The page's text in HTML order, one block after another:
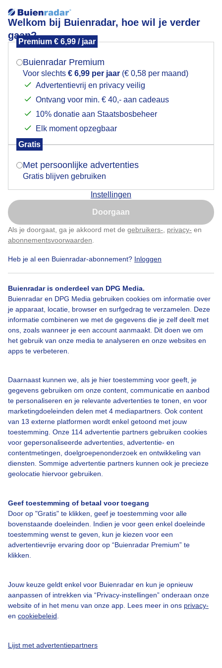
Welkom bij Buienradar, hoe wil je verder
gaan?
Premium € 6,99 / jaar
Buienradar Premium
Voor slechts € 6,99 per jaar (€ 0,58 per maand)
Advertentievrij en privacy veilig
Ontvang voor min. € 40,- aan cadeaus
10% donatie aan Staatsbosbeheer
Elk moment opzegbaar
Gratis
Met persoonlijke advertenties
Gratis blijven gebruiken
Instellingen
Doorgaan
Als je doorgaat, ga je akkoord met de gebruikers- privacy- en
abonnementsvoorwaarden
Heb je al een Buienradar-abonnement? Inloggen
Buienradar is onderdeel van DPG Media.
Buienradar en DPG Media gebruiken cookies om informatie over
je apparaat, locatie, browser en surfgedrag te verzamelen. Deze
informatie combineren we met de gegevens die je zelf deelt met
ons, zoals wanneer je een account aanmaakt. Dit doen we om
het gebruik van onze media te analyseren en onze websites en
apps te verbeteren.
Daarnaast kunnen we, als je hier toestemming voor geeft, je
gegevens gebruiken om onze content, communicatie en aanbod
te personaliseren en je relevante advertenties te tonen, en voor
marketingdoeleinden delen met 4 mediapartners. Ook content
van 13 externe platformen wordt enkel getoond met jouw
toestemming. Onze 114 advertentie partners gebruiken cookies
voor gepersonaliseerde advertenties, advertentie- en
contentmetingen, doelgroepenonderzoek en ontwikkeling van
diensten. Sommige advertentie partners kunnen ook je precieze
geolocatie hiervoor gebruiken.
Geef toestemming of betaal voor toegang
Door op "Gratis" te klikken, geef je toestemming voor alle
bovenstaande doeleinden. Indien je voor geen enkel doeleinde
toestemming wenst te geven, kun je kiezen voor een
advertentievrije ervaring door op “Buienradar Premium” te
klikken.
Jouw keuze geldt enkel voor Buienradar en kun je opnieuw
aanpassen of intrekken via “Privacy-instellingen” onderaan onze
website of in het menu van onze app. Lees meer in ons privacy-
en cookiebeleid
Lijst met advertentiepartners
Koeien grazen langs de Maas
Zongenieten
Door: Anita Maes-Kuppens Gemaakt: 22-04-2026, 91x bekeken
Bekijk slideshow
Een moment geduld aub...
Over Buienradar
Veelgestelde vragen
Contact
Toegankelijkheid
Buienradar Team
Privacy beleid
Privacy instellingen
Mogen we je locatie gebruiken voor het
Indien je hier nog geen akkoord op hebt gegeven,
verschijnt er zo een pop-up uit je browser waarin
Is goed, toon de popup
Nu niet, misschien later
Klik hierom dit aan te passen